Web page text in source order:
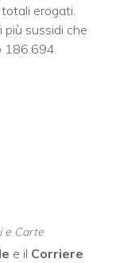
erogati.
sussidi che
186.694.
e Carte
e il Corriere